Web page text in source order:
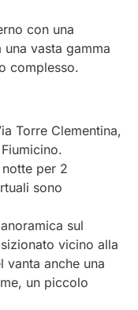
con una
vasta gamma
complesso.
Torre Clementina,
per 2
sono
sul
vicino alla
vanta anche una
un piccolo